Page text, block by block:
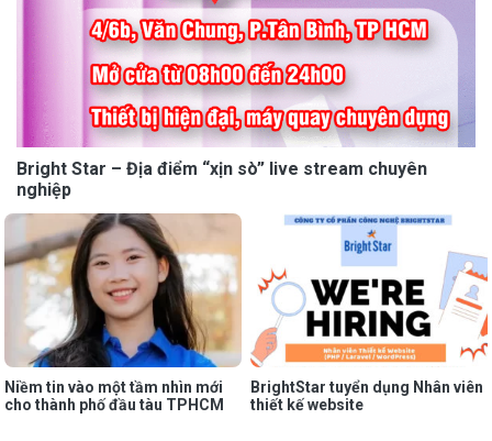
Bright Star – Địa điểm “xịn sò” live stream chuyên
nghiệp
Niềm tin vào một tầm nhìn mới
cho thành phố đầu tàu TPHCM
BrightStar tuyển dụng Nhân viên
thiết kế website